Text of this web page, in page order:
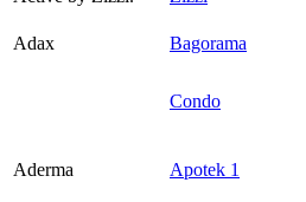
Adax
Bagorama
Condo
Aderma Apotek 1